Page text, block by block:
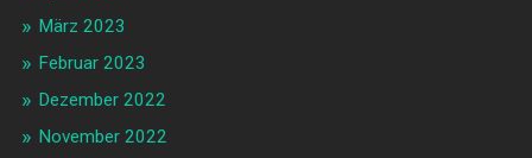
März 2023
Februar 2023
Dezember 2022
November 2022